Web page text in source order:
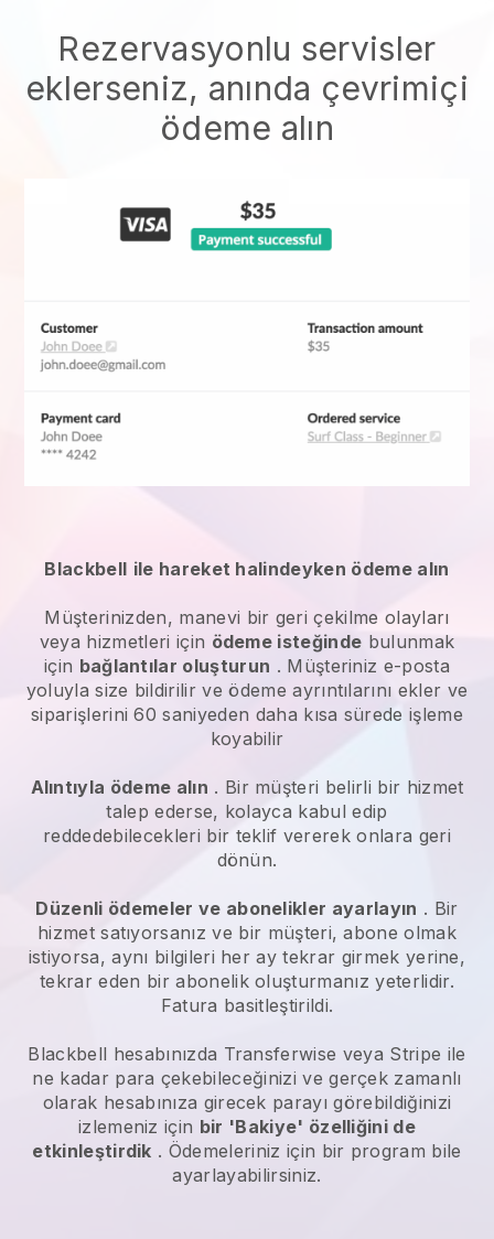
Rezervasyonlu servisler
eklerseniz, anında çevrimiçi
ödeme alın
Blackbell ile hareket halindeyken ödeme alın
Müşterinizden, manevi bir geri çekilme olayları
veya hizmetleri için ödeme isteğinde bulunmak
için bağlantılar oluşturun . Müşteriniz e-posta
yoluyla size bildirilir ve ödeme ayrıntılarını ekler ve
siparişlerini 60 saniyeden daha kısa sürede işleme
koyabilir
Alıntıyla ödeme alın . Bir müşteri belirli bir hizmet
talep ederse, kolayca kabul edip
reddedebilecekleri bir teklif vererek onlara geri
dönün.
Düzenli ödemeler ve abonelikler ayarlayın . Bir
hizmet satıyorsanız ve bir müşteri, abone olmak
istiyorsa, aynı bilgileri her ay tekrar girmek yerine,
tekrar eden bir abonelik oluşturmanız yeterlidir.
Fatura basitleştirildi.
Blackbell hesabınızda Transferwise veya Stripe ile
ne kadar para çekebileceğinizi ve gerçek zamanlı
olarak hesabınıza girecek parayı görebildiğinizi
izlemeniz için bir 'Bakiye' özelliğini de
etkinleştirdik . Ödemeleriniz için bir program bile
ayarlayabilirsiniz.